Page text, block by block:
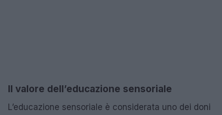
Il valore dell’educazione sensoriale
L’educazione sensoriale è considerata uno dei doni